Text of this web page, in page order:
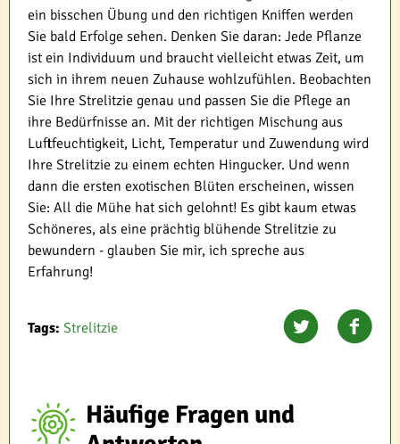
ein bisschen Übung und den richtigen Kniffen werden
Sie bald Erfolge sehen. Denken Sie daran: Jede Pflanze
ist ein Individuum und braucht vielleicht etwas Zeit, um
sich in ihrem neuen Zuhause wohlzufühlen. Beobachten
Sie Ihre Strelitzie genau und passen Sie die Pflege an
ihre Bedürfnisse an. Mit der richtigen Mischung aus
Luftfeuchtigkeit, Licht, Temperatur und Zuwendung wird
Ihre Strelitzie zu einem echten Hingucker. Und wenn
dann die ersten exotischen Blüten erscheinen, wissen
Sie: All die Mühe hat sich gelohnt! Es gibt kaum etwas
Schöneres, als eine prächtig blühende Strelitzie zu
bewundern - glauben Sie mir, ich spreche aus
Erfahrung!
Tags: Strelitzie
Häufige Fragen und